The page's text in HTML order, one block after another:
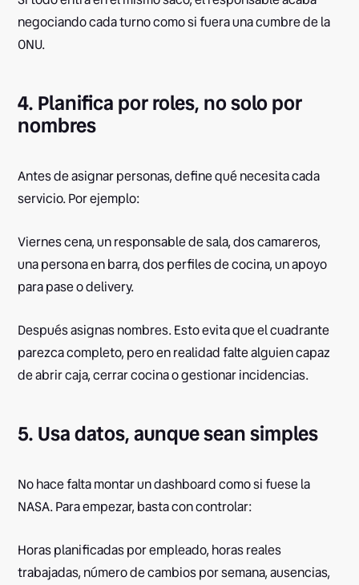
negociando cada turno como si fuera una cumbre de la
ONU.
4. Planifica por roles, no solo por
nombres
Antes de asignar personas, define qué necesita cada
servicio. Por ejemplo:
Viernes cena, un responsable de sala, dos camareros,
una persona en barra, dos perfiles de cocina, un apoyo
para pase o delivery.
Después asignas nombres. Esto evita que el cuadrante
parezca completo, pero en realidad falte alguien capaz
de abrir caja, cerrar cocina o gestionar incidencias.
5. Usa datos, aunque sean simples
No hace falta montar un dashboard como si fuese la
NASA. Para empezar, basta con controlar:
Horas planificadas por empleado, horas reales
trabajadas, número de cambios por semana, ausencias,